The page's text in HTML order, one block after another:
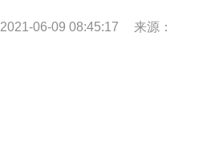
2021-06-09 08:45:17 来源：